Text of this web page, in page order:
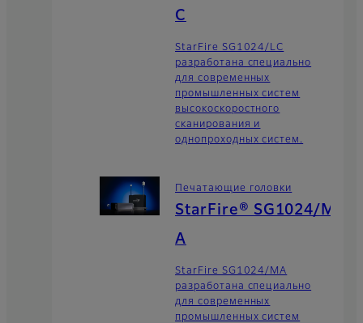
C
StarFire SG1024/LC
разработана специально
для современных
промышленных систем
высокоскоростного
сканирования и
однопроходных систем.
Печатающие головки
StarFire® SG1024/M
A
StarFire SG1024/MA
разработана специально
для современных
промышленных систем